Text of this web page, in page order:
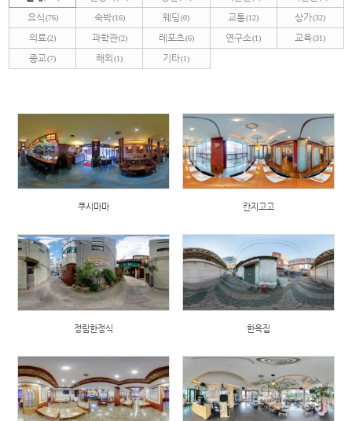
요식(76) 숙박(16) 웨딩 (0) 교통(12) 상가(32)
의료(2) 과학관(2) 레포츠(6) 연구소(1) 교육(31)
종교(7) 해외 (1) 기타(1)
쿠시마마 칸지고고
정림한정식 한옥집